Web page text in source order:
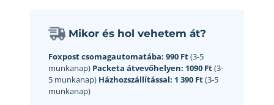
Mikor és hol vehetem át?
Foxpost csomagautomatába: 990 Ft(3-5
munkanap) Packeta átvevőhelyen: 1090 Ft(3-
5 munkanap) Házhozszállítással: 1 390 Ft(3-5
munkanap)